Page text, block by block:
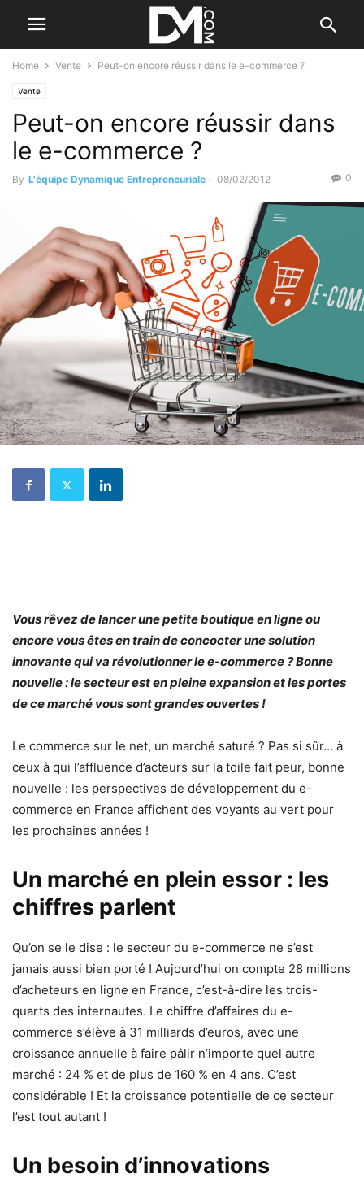
Home Vente Peut-on encore réussir dans le e-commerce ?
Vente
Peut-on encore réussir dans
le e-commerce ?
By L'équipe Dynamique Entrepreneuriale - 08/02/2012 0
Vous rêvez de lancer une petite boutique en ligne ou
encore vous êtes en train de concocter une solution
innovante qui va révolutionner le e-commerce ? Bonne
nouvelle : le secteur est en pleine expansion et les portes
de ce marché vous sont grandes ouvertes !
Le commerce sur le net, un marché saturé ? Pas si sûr… à
ceux à qui l’affluence d’acteurs sur la toile fait peur, bonne
nouvelle : les perspectives de développement du e-
commerce en France affichent des voyants au vert pour
les prochaines années !
Un marché en plein essor : les
chiffres parlent
Qu’on se le dise : le secteur du e-commerce ne s’est
jamais aussi bien porté ! Aujourd’hui on compte 28 millions
d’acheteurs en ligne en France, c’est-à-dire les trois-
quarts des internautes. Le chiffre d’affaires du e-
commerce s’élève à 31 milliards d’euros, avec une
croissance annuelle à faire pâlir n’importe quel autre
marché : 24 % et de plus de 160 % en 4 ans. C’est
considérable ! Et la croissance potentielle de ce secteur
l’est tout autant !
Un besoin d’innovations